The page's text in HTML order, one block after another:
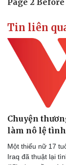
Sức khỏe
Dinh dưỡng -
Tin liên
Chuyện
làm nô lệ tình
Một thiếu nữ 17
Iraq đã thuật lại